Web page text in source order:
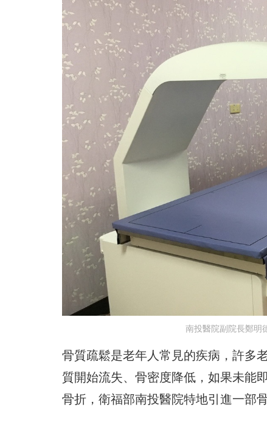
南投醫院副院長鄭明
骨質疏鬆是老年人常見的疾病，許多
質開始流失、骨密度降低，如果未能
骨折，衛福部南投醫院特地引進一部